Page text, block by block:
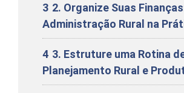
3 2. Organize Suas
Administração Rural na
4 3. Estruture uma Rotina
Planejamento Rural e